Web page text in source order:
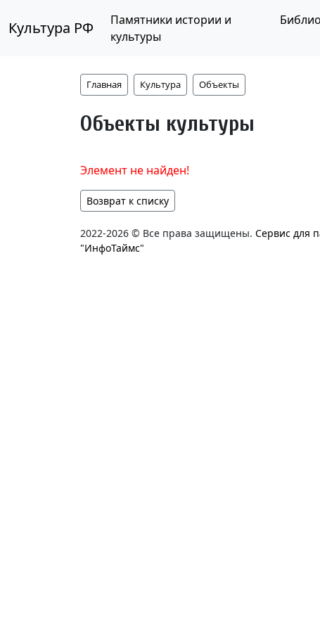
Культура РФ
Памятники истории и
культуры
Главная Культура Объекты
Объекты культуры
Элемент не найден!
Возврат к списку
2022-2026 © Все права защищены. Сервис для
"ИнфоТаймс"